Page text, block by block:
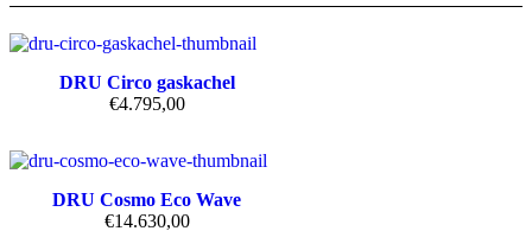
DRU Circo gaskachel
€4.795,00
DRU Cosmo Eco Wave
€14.630,00